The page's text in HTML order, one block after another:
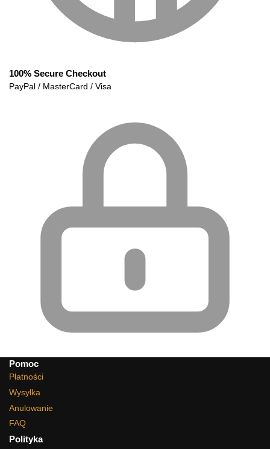
100% Secure Checkout
PayPal / MasterCard / Visa
Pomoc
Płatności
Wysyłka
Anulowanie
FAQ
Polityka